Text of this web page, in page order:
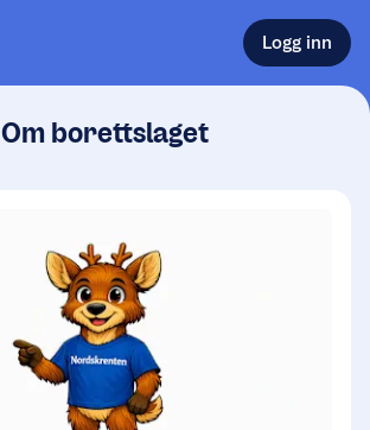
Logg inn
Om borettslaget